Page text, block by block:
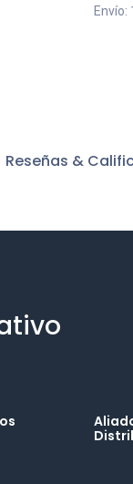
Envío:
Reseñas &